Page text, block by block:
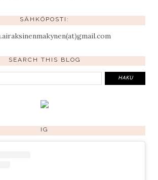
SÄHKÖPOSTI:
SEARCH THIS BLOG
IG